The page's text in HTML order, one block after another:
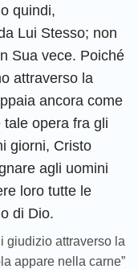
quindi,
Lui Stesso; non
Sua vece. Poiché
attraverso la
ancora come
opera fra gli
giorni, Cristo
agli uomini
loro tutte le
di Dio.
giudizio attraverso la
appare nella carne”